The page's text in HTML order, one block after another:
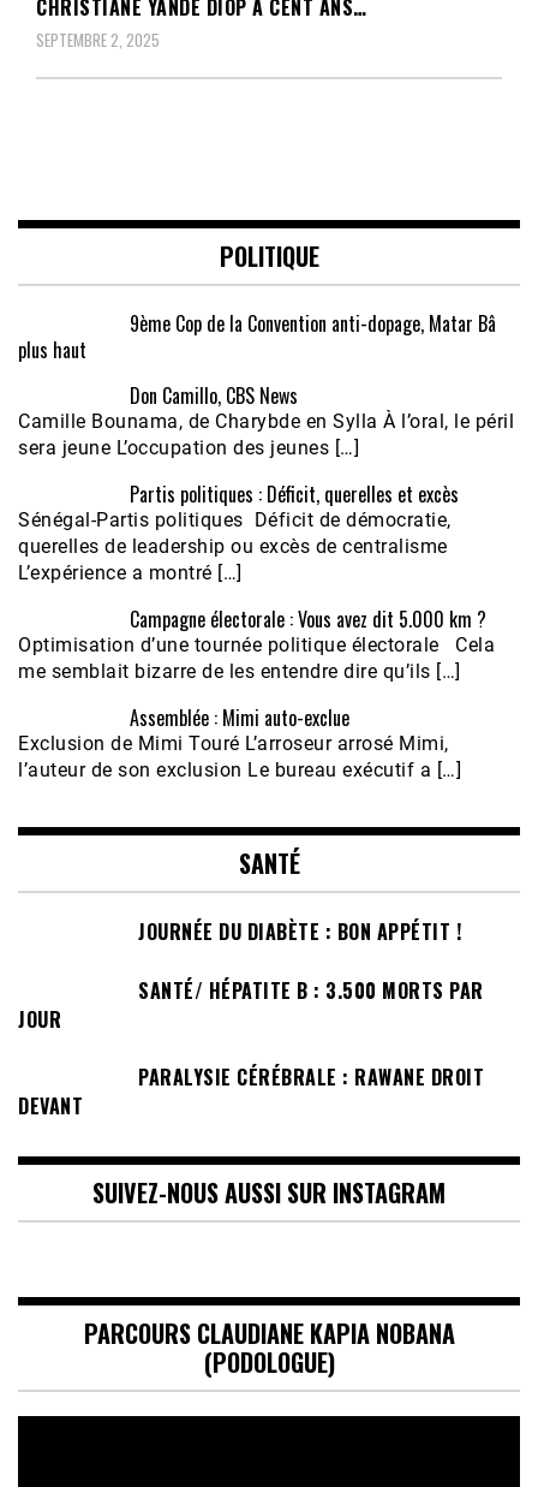
CHRISTIANE YANDÉ DIOP A CENT ANS…
SEPTEMBRE 2, 2025
POLITIQUE
9ème Cop de la Convention anti-dopage, Matar Bâ
plus haut
Don Camillo, CBS News
Camille Bounama, de Charybde en Sylla À l’oral, le péril
sera jeune L’occupation des jeunes […]
Partis politiques : Déficit, querelles et excès
Sénégal-Partis politiques Déficit de démocratie,
querelles de leadership ou excès de centralisme
L’expérience a montré […]
Campagne électorale : Vous avez dit 5.000 km ?
Optimisation d’une tournée politique électorale Cela
me semblait bizarre de les entendre dire qu’ils […]
Assemblée : Mimi auto-exclue
Exclusion de Mimi Touré L’arroseur arrosé Mimi,
l’auteur de son exclusion Le bureau exécutif a […]
SANTÉ
JOURNÉE DU DIABÈTE : BON APPÉTIT !
SANTÉ/ HÉPATITE B : 3.500 MORTS PAR
JOUR
PARALYSIE CÉRÉBRALE : RAWANE DROIT
DEVANT
SUIVEZ-NOUS AUSSI SUR INSTAGRAM
PARCOURS CLAUDIANE KAPIA NOBANA
(PODOLOGUE)